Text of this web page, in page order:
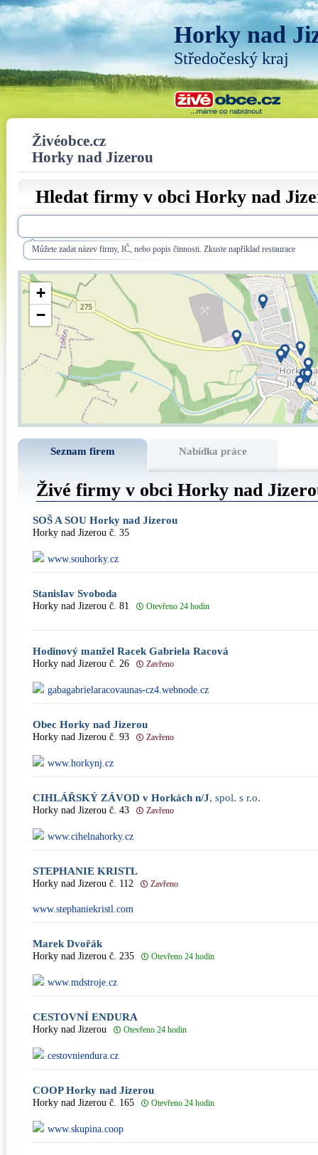
Horky nad
Středočeský kraj
Živéobce.cz
Horky nad Jizerou
Hledat firmy v obci Horky nad
Můžete zadat název firmy, IČ, nebo popis činnosti. Zkuste například restaurace
+
−
Seznam firem Nabídka práce
Živé firmy v obci Horky nad
SOŠ A SOU Horky nad Jizerou
Horky nad Jizerou č. 35
www.souhorky.cz
Stanislav Svoboda
Horky nad Jizerou č. 81 Otevřeno 24 hodin
Hodinový manžel Racek Gabriela Racová
Horky nad Jizerou č. 26 Zavřeno
gabagabrielaracovaunas-cz4.webnode.cz
Obec Horky nad Jizerou
Horky nad Jizerou č. 93 Zavřeno
www.horkynj.cz
CIHLÁŘSKÝ ZÁVOD v Horkách n/J, spol. s r.o.
Horky nad Jizerou č. 43 Zavřeno
www.cihelnahorky.cz
STEPHANIE KRISTL
Horky nad Jizerou č. 112 Zavřeno
www.stephaniekristl.com
Marek Dvořák
Horky nad Jizerou č. 235 Otevřeno 24 hodin
www.mdstroje.cz
CESTOVNÍ ENDURA
Horky nad Jizerou Otevřeno 24 hodin
cestovniendura.cz
COOP Horky nad Jizerou
Horky nad Jizerou č. 165 Otevřeno 24 hodin
www.skupina.coop